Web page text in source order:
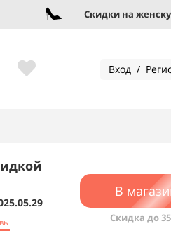
Скидки на женскую
Вход /
В
Скидка до